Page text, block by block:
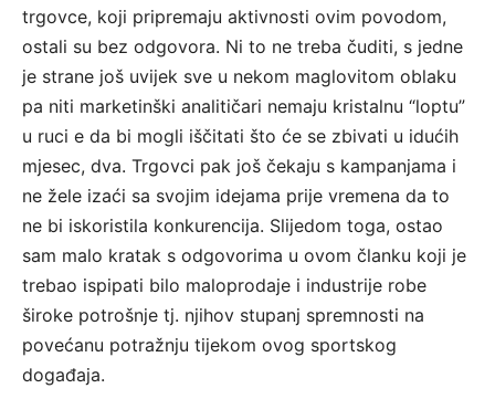
trgovce, koji pripremaju aktivnosti ovim povodom,
ostali su bez odgovora. Ni to ne treba čuditi, s jedne
je strane još uvijek sve u nekom maglovitom oblaku
pa niti marketinški analitičari nemaju kristalnu “loptu”
u ruci e da bi mogli iščitati što će se zbivati u idućih
mjesec, dva. Trgovci pak još čekaju s kampanjama i
ne žele izaći sa svojim idejama prije vremena da to
ne bi iskoristila konkurencija. Slijedom toga, ostao
sam malo kratak s odgovorima u ovom članku koji je
trebao ispipati bilo maloprodaje i industrije robe
široke potrošnje tj. njihov stupanj spremnosti na
povećanu potražnju tijekom ovog sportskog
događaja.